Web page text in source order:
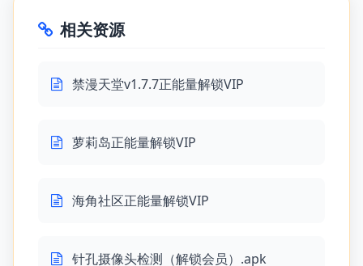
相关资源
禁漫天堂v1.7.7正能量解锁VIP
萝莉岛正能量解锁VIP
海角社区正能量解锁VIP
针孔摄像头检测（解锁会员）.apk